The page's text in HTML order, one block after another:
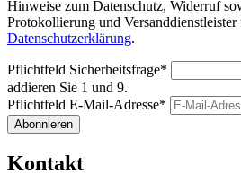
Hinweise zum Datenschutz, Widerruf
Protokollierung und
Datenschutzerklärung.
Pflichtfeld Sicherheitsfrage*
addieren Sie 1 und 9.
Pflichtfeld E-Mail-Adresse*
Abonnieren
Kontakt